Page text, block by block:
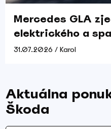
Mercedes GLA
elektrického a
31.07.2026 / Karol
Aktuálna
Škoda